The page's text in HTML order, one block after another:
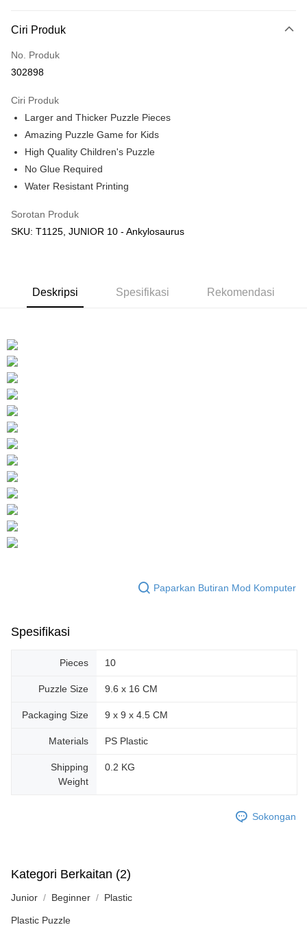
Hanya menyokong Maybank, CIMB Bank, Public Bank, RHB Bank, Hong
Boost
GrabPay
Rumah penghantaran
Rumah penghantaran
Kedai pickup
Penghantaran percuma
Ciri Produk
No. Produk
302898
Ciri Produk
Larger and Thicker Puzzle Pieces
Amazing Puzzle Game for Kids
High Quality Children's Puzzle
No Glue Required
Water Resistant Printing
Sorotan Produk
SKU: T1125, JUNIOR 10 - Ankylosaurus
Deskripsi Spesifikasi Rekomendasi
Paparkan Butiran Mod Komputer
Spesifikasi
Pieces 10
Puzzle Size 9.6 x 16 CM
Packaging Size 9 x 9 x 4.5 CM
Materials PS Plastic
Shipping
Weight
0.2 KG
Sokongan
Kategori Berkaitan (2)
Junior Beginner Plastic
Plastic Puzzle